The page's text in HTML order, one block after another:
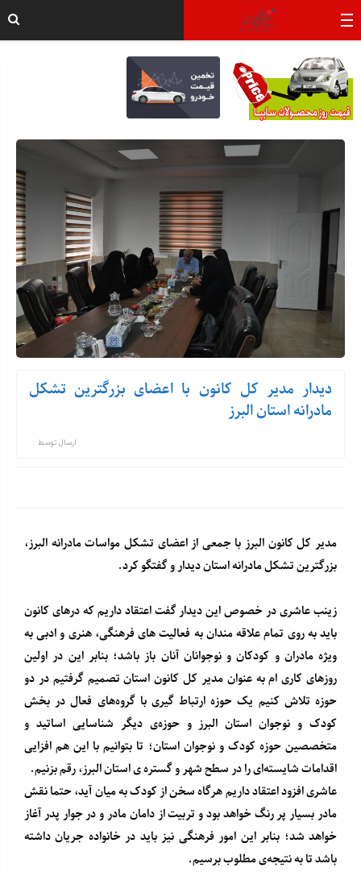
دیدار مدیر کل کانون با اعضای بزرگترین تشکل
مادرانه استان البرز
ارسال توسط :
مدیر کل کانون البرز با جمعی از اعضای تشکل مواسات مادرانه البرز،
بزرگترین تشکل مادرانه استان دیدار و گفتگو کرد.
زینب عاشری در خصوص این دیدار گفت اعتقاد داریم که درهای کانون
باید به روی تمام علاقه مندان به فعالیت های فرهنگی، هنری و ادبی به
ویژه مادران و کودکان و نوجوانان آنان باز باشد؛ بنابر این در اولین
روزهای کاری ام به عنوان مدیر کل کانون استان تصمیم گرفتیم در دو
حوزه تلاش کنیم یک حوزه ارتباط گیری با گروه‌های فعال در بخش
کودک و نوجوان استان البرز و حوزه‌ی دیگر شناسایی اساتید و
متخصصین حوزه کودک و نوجوان استان؛ تا بتوانیم با این هم افزایی
اقدامات شایسته‌ای را در سطح شهر و گستره ی استان البرز، رقم بزنیم.
عاشری افزود اعتقاد داریم هرگاه سخن از کودک به میان آید، حتما نقش
مادر بسیار پر رنگ خواهد بود و تربیت از دامان مادر و در جوار پدر آغاز
خواهد شد؛ بنابر این امور فرهنگی نیز باید در خانواده جریان داشته
باشد تا به نتیجه‌ی مطلوب برسیم.